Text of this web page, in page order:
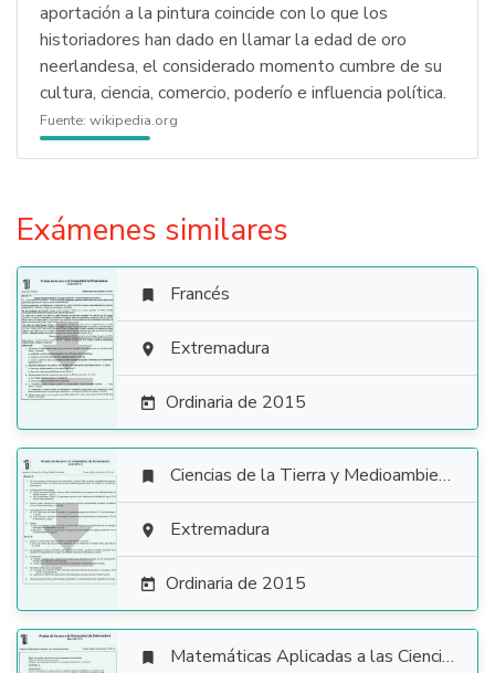
aportación a la pintura coincide con lo que los
historiadores han dado en llamar la edad de oro
neerlandesa, el considerado momento cumbre de su
cultura, ciencia, comercio, poderío e influencia política.
Fuente: wikipedia.org
Exámenes similares

 Francés
 Extremadura
 Ordinaria de 2015

 Ciencias de la Tierra y Medioambientales
 Extremadura
 Ordinaria de 2015
 Matemáticas Aplicadas a las Ciencias Sociales